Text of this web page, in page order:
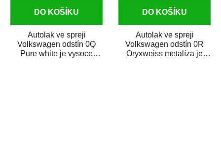
DO KOŠÍKU
Autolak ve spreji
Volkswagen odstín 0Q
Pure white je vysoce
DO KOŠÍKU
Autolak ve spreji
Volkswagen odstín 0R
Oryxweiss metalíza je